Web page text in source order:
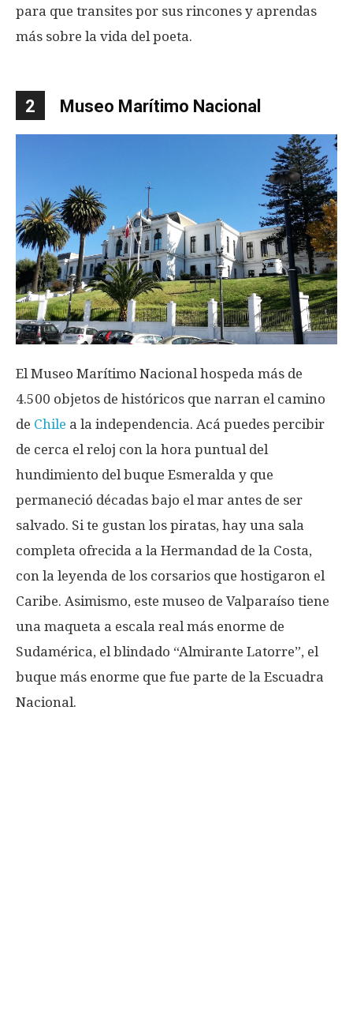
para que transites por sus rincones y aprendas
más sobre la vida del poeta.
2 Museo Marítimo Nacional
El Museo Marítimo Nacional hospeda más de
4.500 objetos de históricos que narran el camino
de Chile a la independencia. Acá puedes percibir
de cerca el reloj con la hora puntual del
hundimiento del buque Esmeralda y que
permaneció décadas bajo el mar antes de ser
salvado. Si te gustan los piratas, hay una sala
completa ofrecida a la Hermandad de la Costa,
con la leyenda de los corsarios que hostigaron el
Caribe. Asimismo, este museo de Valparaíso tiene
una maqueta a escala real más enorme de
Sudamérica, el blindado “Almirante Latorre”, el
buque más enorme que fue parte de la Escuadra
Nacional.